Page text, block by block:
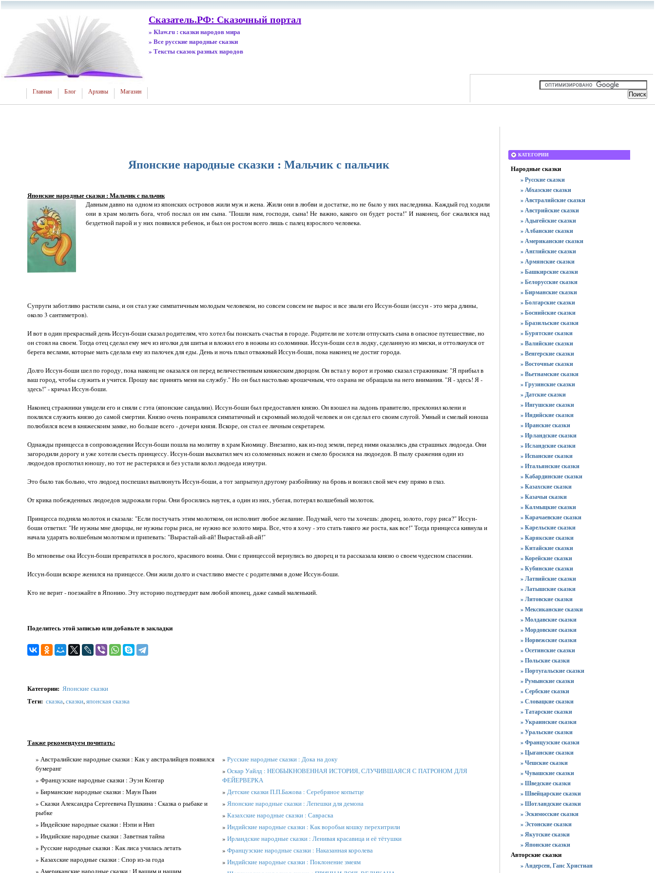
Сказатель.РФ: Сказочный портал
» Klaw.ru : сказки народов мира
» Все русские народные сказки
» Тексты сказок разных народов
Главная Блог Архивы Магазин
Японские народные сказки : Мальчик с пальчик
Японские народные сказки : Мальчик с пальчик
Давным давно на одном из японских островов жили муж и жена. Жили они в любви и достатке, но не было у них наследника. Каждый год ходили
они в храм молить бога, чтоб послал он им сына. "Пошли нам, господи, сына! Не важно, какого он будет роста!" И наконец, бог сжалился над
бездетной парой и у них появился ребенок, и был он ростом всего лишь с палец взрослого человека.
Супруги заботливо растили сына, и он стал уже симпатичным молодым человеком, но совсем совсем не вырос и все звали его Иссун-боши (иссун - это мера длины,
около 3 сантиметров).
И вот в один прекрасный день Иссун-боши сказал родителям, что хотел бы поискать счастья в городе. Родители не хотели отпускать сына в опасное путешествие, но
он стоял на своем. Тогда отец сделал ему меч из иголки для шитья и вложил его в ножны из соломинки. Иссун-боши сел в лодку, сделанную из миски, и оттолкнулся от
берега веслами, которые мать сделала ему из палочек для еды. День и ночь плыл отважный Иссун-боши, пока наконец не достиг города.
Долго Иссун-боши шел по городу, пока наконц не оказался он перед величественным княжеским дворцом. Он встал у ворот и громко сказал стражникам: "Я прибыл в
ваш город, чтобы служить и учится. Прошу вас принять меня на службу." Но он был настолько крошечным, что охрана не обращала на него внимания. "Я - здесь! Я -
здесь!" - кричал Иссун-боши.
Наконец стражники увидели его и сняли с гэта (японские сандалии). Иссун-боши был предоставлен князю. Он взошел на ладонь правителю, преклонил колени и
поклялся служить князю до самой смертии. Князю очень понравился симпатичный и скромный молодой человек и он сделал его своим слугой. Умный и смелый юноша
полюбился всем в княжескоим замке, но больше всего - дочери князя. Вскоре, он стал ее личным секретарем.
Однажды принцесса в сопровождении Иссун-боши пошла на молитву в храм Киомицу. Внезапно, как из-под земли, перед ними оказались два страшных людоеда. Они
загородили дорогу и уже хотели съесть принцессу. Иссун-боши выхватил меч из соломенных ножен и смело бросился на людоедов. В пылу сражения один из
людоедов проглотил юношу, но тот не растерялся и без устали колол людоеда изнутри.
Это было так больно, что людоед поспешил выплюнуть Иссун-боши, а тот запрыгнул другому разбойнику на бровь и вонзил свой меч ему прямо в глаз.
От крика побежденных людоедов задрожали горы. Они бросились наутек, а один из них, убегая, потерял волшебный молоток.
Принцесса подняла молоток и сказала: "Если постучать этим молотком, он исполнит любое желание. Подумай, чего ты хочешь: дворец, золото, гору риса?" Иссун-
боши ответил: "Не нужны мне дворцы, не нужны горы риса, не нужно все золото мира. Все, что я хочу - это стать такого же роста, как все!" Тогда принцесса кивнула и
начала ударять волшебным молотком и припевать: "Вырастай-ай-ай! Вырастай-ай-ай!"
Во мгновенье ока Иссун-боши превратился в рослого, красивого воина. Они с принцессой вернулись во дворец и та рассказала князю о своем чудесном спасении.
Иссун-боши вскоре женился на принцессе. Они жили долго и счастливо вместе с родителями в доме Иссун-боши.
Кто не верит - поезжайте в Японию. Эту историю подтвердит вам любой японец, даже самый маленький.
Поделитесь этой записью или добавьте в закладки
Категории: Японские сказки
Теги: сказка,сказки,японская сказка
Также рекомендуем почитать:
» Австралийские народные сказки : Как у австралийцев появился
бумеранг
» Французские народные сказки : Эуэн Конгар
» Бирманские народные сказки : Маун Пьин
» Сказки Александра Сергеевича Пушкина : Сказка о рыбаке и
рыбке
» Индейские народные сказки : Нэпи и Нип
» Индийские народные сказки : Заветная тайна
» Русские народные сказки : Как лиса училась летать
» Казахские народные сказки : Спор из-за года
» Американские народные сказки : И вашим и нашим
» Русские народные сказки : Дока на доку
» Оскар Уайлд : НЕОБЫКНОВЕННАЯ ИСТОРИЯ, СЛУЧИВШАЯСЯ С ПАТРОНОМ ДЛЯ
ФЕЙЕРВЕРКА
» Детские сказки П.П.Бажова : Серебряное копытце
» Японские народные сказки : Лепешки для демона
» Казахские народные сказки : Савраска
» Индийские народные сказки : Как воробьи кошку перехитрили
» Ирландские народные сказки : Ленивая красавица и её тётушки
» Французские народные сказки : Наказанная королева
» Индийские народные сказки : Поклонение змеям
КАТЕГОРИИ
Народные сказки
» Русские сказки
» Абхазские сказки
» Австралийские сказки
» Австрийские сказки
» Адыгейские сказки
» Албанские сказки
» Американские сказки
» Английские сказки
» Армянские сказки
» Башкирские сказки
» Белорусские сказки
» Бирманские сказки
» Болгарские сказки
» Боснийские сказки
» Бразильские сказки
» Бурятские сказки
» Валийские сказки
» Венгерские сказки
» Восточные сказки
» Вьетнамские сказки
» Грузинские сказки
» Датские сказки
» Ингушские сказки
» Индийские сказки
» Иранские сказки
» Ирландские сказки
» Исландские сказки
» Испанские сказки
» Итальянские сказки
» Кабардинские сказки
» Казахские сказки
» Казачьи сказки
» Калмыцкие сказки
» Карачаевские сказки
» Карельские сказки
» Карякские сказки
» Китайские сказки
» Корейские сказки
» Кубинские сказки
» Латвийские сказки
» Латышские сказки
» Литовские сказки
» Мексиканские сказки
» Молдавские сказки
» Мордовские сказки
» Норвежские сказки
» Осетинские сказки
» Польские сказки
» Португальские сказки
» Румынские сказки
» Сербские сказки
» Словацкие сказки
» Татарские сказки
» Украинские сказки
» Уральские сказки
» Французские сказки
» Цыганские сказки
» Чешские сказки
» Чувашские сказки
» Шведские сказки
» Швейцарские сказки
» Шотландские сказки
» Эскимосские сказки
» Эстонские сказки
» Якутские сказки
» Японские сказки
Авторские сказки
» Андерсен, Ганс Христиан